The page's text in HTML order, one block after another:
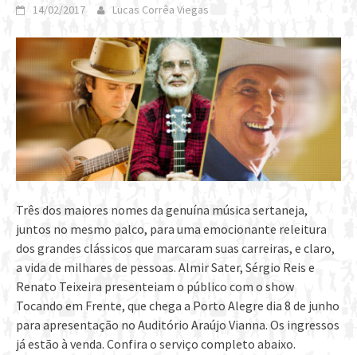
14/02/2017 Lucas Corrêa Viegas
Três dos maiores nomes da genuína música sertaneja,
juntos no mesmo palco, para uma emocionante releitura
dos grandes clássicos que marcaram suas carreiras, e claro,
a vida de milhares de pessoas. Almir Sater, Sérgio Reis e
Renato Teixeira presenteiam o público com o show
Tocando em Frente, que chega a Porto Alegre dia 8 de junho
para apresentação no Auditório Araújo Vianna. Os ingressos
já estão à venda. Confira o serviço completo abaixo.